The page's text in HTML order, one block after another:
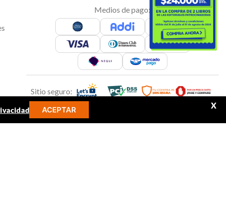
ACEPTAR X
Medios de pago:
Sitio seguro: